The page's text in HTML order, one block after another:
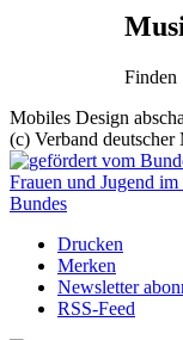
Finden
Mobiles Design
(c) Verband
Drucken
Merken
Newsletter
RSS-Feed